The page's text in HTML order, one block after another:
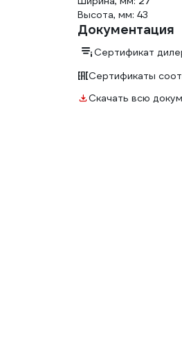
Высота, мм: 43
Документация
Сертификат
Сертификаты
Скачать всю